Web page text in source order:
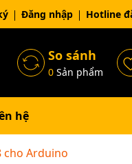
Đăng nhập Hotline
So sánh
0Sản phẩm
hệ
cho Arduino